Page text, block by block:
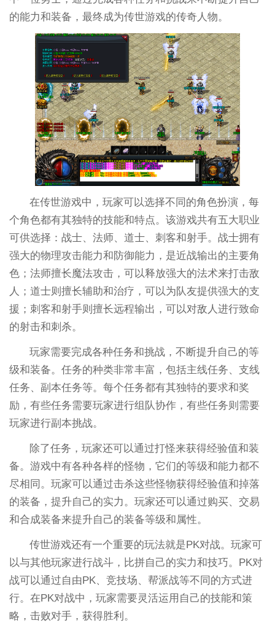
的能力和装备，最终成为传世游戏的传奇人物。
在传世游戏中，玩家可以选择不同的角色扮演，每
个角色都有其独特的技能和特点。该游戏共有五大职业
可供选择：战士、法师、道士、刺客和射手。战士拥有
强大的物理攻击能力和防御能力，是近战输出的主要角
色；法师擅长魔法攻击，可以释放强大的法术来打击敌
人；道士则擅长辅助和治疗，可以为队友提供强大的支
援；刺客和射手则擅长远程输出，可以对敌人进行致命
的射击和刺杀。
玩家需要完成各种任务和挑战，不断提升自己的等
级和装备。任务的种类非常丰富，包括主线任务、支线
任务、副本任务等。每个任务都有其独特的要求和奖
励，有些任务需要玩家进行组队协作，有些任务则需要
玩家进行副本挑战。
除了任务，玩家还可以通过打怪来获得经验值和装
备。游戏中有各种各样的怪物，它们的等级和能力都不
尽相同。玩家可以通过击杀这些怪物获得经验值和掉落
的装备，提升自己的实力。玩家还可以通过购买、交易
和合成装备来提升自己的装备等级和属性。
传世游戏还有一个重要的玩法就是PK对战。玩家可
以与其他玩家进行战斗，比拼自己的实力和技巧。PK对
战可以通过自由PK、竞技场、帮派战等不同的方式进
行。在PK对战中，玩家需要灵活运用自己的技能和策
略，击败对手，获得胜利。